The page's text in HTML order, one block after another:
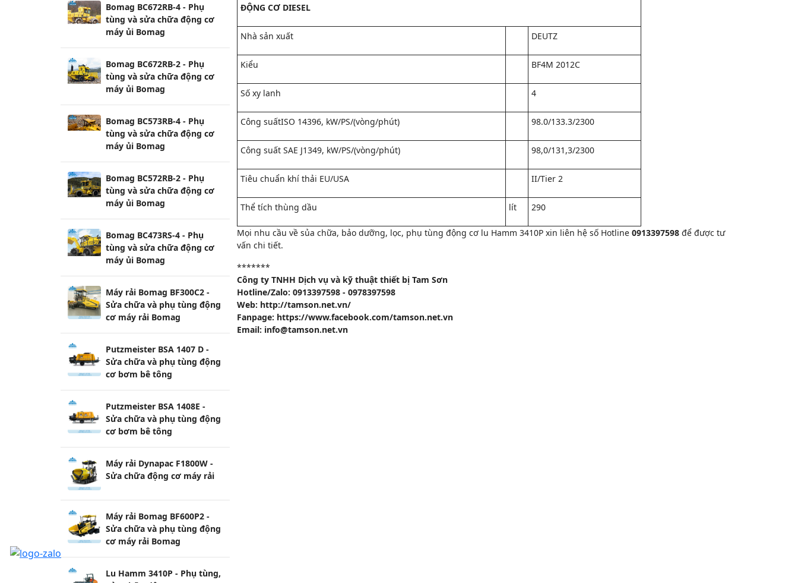
Bomag BC672RB-4 - Phụ
tùng và sửa chữa động cơ
máy ủi Bomag
Bomag BC672RB-2 - Phụ
tùng và sửa chữa động cơ
máy ủi Bomag
Bomag BC573RB-4 - Phụ
tùng và sửa chữa động cơ
máy ủi Bomag
Bomag BC572RB-2 - Phụ
tùng và sửa chữa động cơ
máy ủi Bomag
Bomag BC473RS-4 - Phụ
tùng và sửa chữa động cơ
máy ủi Bomag
Máy rải Bomag BF300C2 -
Sửa chữa và phụ tùng động
cơ máy rải Bomag
Putzmeister BSA 1407 D -
Sửa chữa và phụ tùng động
cơ bơm bê tông
Putzmeister BSA 1408E -
Sửa chữa và phụ tùng động
cơ bơm bê tông
Máy rải Dynapac F1800W -
Sửa chữa động cơ máy rải
Máy rải Bomag BF600P2 -
Sửa chữa và phụ tùng động
cơ máy rải Bomag
Lu Hamm 3410P - Phụ tùng,
ĐỘNG CƠ DIESEL
Nhà sản xuất DEUTZ
Kiểu BF4M 2012C
Số xy lanh 4
Công suấtISO 14396, kW/PS/(vòng/phút) 98.0/133.3/2300
Công suất SAE J1349, kW/PS/(vòng/phút) 98,0/131,3/2300
Tiêu chuẩn khí thải EU/USA II/Tier 2
Thể tích thùng dầu lít 290
Mọi nhu cầu về sủa chữa, bảo dưỡng, lọc, phụ tùng động cơ lu Hamm 3410P xin liên hệ số Hotline 0913397598 để được tư
vấn chi tiết.
*******
Công ty TNHH Dịch vụ và kỹ thuật thiết bị Tam Sơn
Hotline/Zalo: 0913397598 - 0978397598
Web: http://tamson.net.vn/
Fanpage: https://www.facebook.com/tamson.net.vn
Email: info@tamson.net.vn